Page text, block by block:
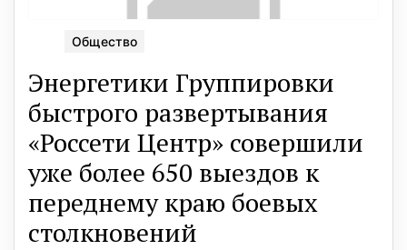
Общество
Энергетики Группировки
быстрого развертывания
«Россети Центр» совершили
уже более 650 выездов к
переднему краю боевых
столкновений